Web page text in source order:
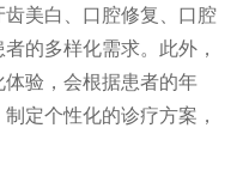
美白、口腔修复、口腔
的多样化需求。此外，
验，会根据患者的年
定个性化的诊疗方案，